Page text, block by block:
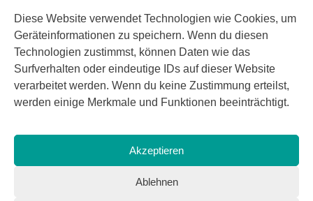
Diese Website verwendet Technologien wie Cookies, um
Geräteinformationen zu speichern. Wenn du diesen
Technologien zustimmst, können Daten wie das
Surfverhalten oder eindeutige IDs auf dieser Website
verarbeitet werden. Wenn du keine Zustimmung erteilst,
werden einige Merkmale und Funktionen beeinträchtigt.
Akzeptieren
Ablehnen
Lüttfeld 1
32657 Lemgo
Google Maps
Links